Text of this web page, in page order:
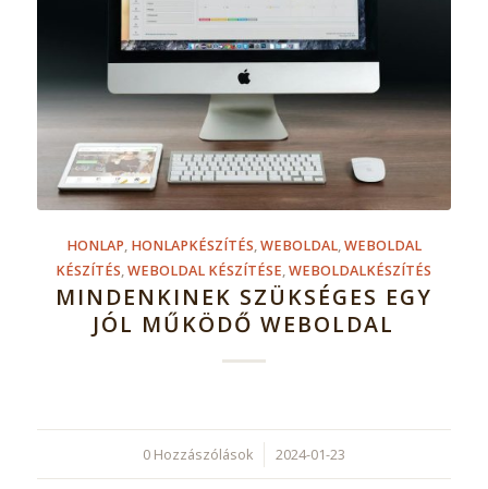
HONLAP, HONLAPKÉSZÍTÉS,WEBOLDAL,WEBOLDAL
KÉSZÍTÉS,WEBOLDAL KÉSZÍTÉSE,WEBOLDALKÉSZÍTÉS
MINDENKINEK SZÜKSÉGES EGY
JÓL MŰKÖDŐ WEBOLDAL
0 Hozzászólások
/ 2024-01-23